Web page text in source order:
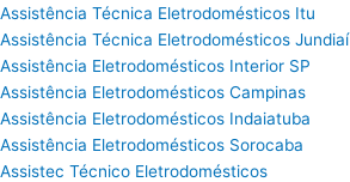
Assistência Técnica Eletrodomésticos Itu
Assistência Técnica Eletrodomésticos Jundiaí
Assistência Eletrodomésticos Interior SP
Assistência Eletrodomésticos Campinas
Assistência Eletrodomésticos Indaiatuba
Assistência Eletrodomésticos Sorocaba
Assistec Técnico Eletrodomésticos